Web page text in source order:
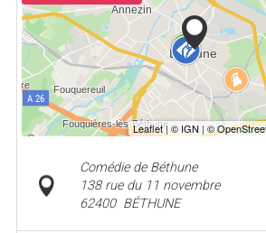
Comédie de Béthune
138 rue du 11 novembre
62400 BÉTHUNE